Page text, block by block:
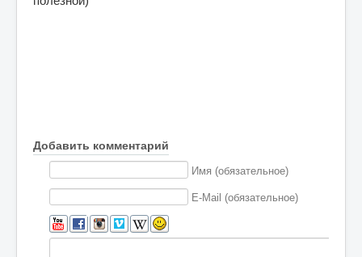
Добавить комментарий
Имя (обязательное)
E-Mail (обязательное)